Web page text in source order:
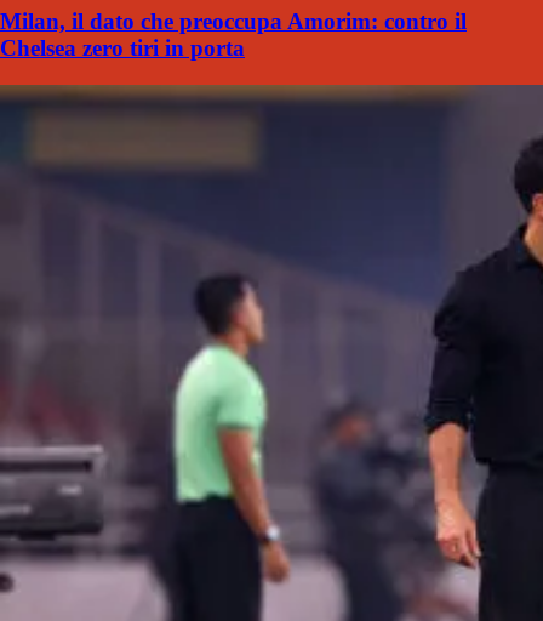
Milan, il dato che preoccupa Amorim: contro il
Chelsea zero tiri in porta